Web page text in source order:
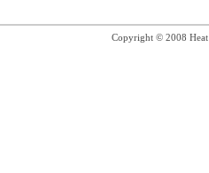
Copyright © 2008 Heat